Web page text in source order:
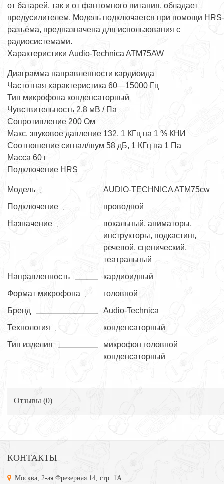
от батарей, так и от фантомного питания, обладает
предусилителем. Модель подключается при помощи HRS-
разъёма, предназначена для использования с
радиосистемами.
Характеристики Audio-Technica ATM75AW
Диаграмма направленности кардиоида
Частотная характеристика 60—15000 Гц
Тип микрофона конденсаторный
Чувствительность 2.8 мВ / Па
Сопротивление 200 Ом
Макс. звуковое давление 132, 1 КГц на 1 % КНИ
Соотношение сигнал/шум 58 дБ, 1 КГц на 1 Па
Масса 60 г
Подключение HRS
Модель
AUDIO-TECHNICA ATM75cw
Подключение
проводной
Назначение
вокальный, аниматоры,
инструкторы, подкастинг,
речевой, сценический,
театральный
Направленность
кардиоидный
Формат микрофона
головной
Бренд
Audio-Technica
Технология
конденсаторный
Тип изделия
микрофон головной
конденсаторный
Отзывы (0)
КОНТАКТЫ
Москва, 2-ая Фрезерная 14, стр. 1А